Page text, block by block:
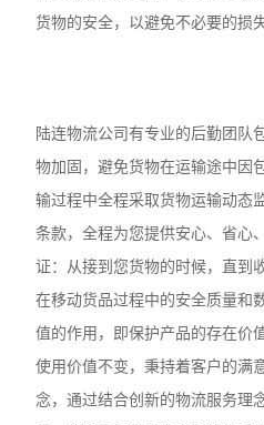
货物的安全，以避免不必要的损失
陆连物流公司有专业的后勤团队
物加固，避免货物在运输途中因
输过程中全程采取货物运输动态
条款，全程为您提供安心、省心
证：从接到您货物的时候，直到
在移动货品过程中的安全质量和
值的作用，即保护产品的存在价
使用价值不变，秉持着客户的满
念，通过结合创新的物流服务理